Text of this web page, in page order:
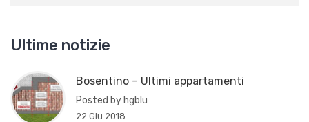
Ultime notizie
Bosentino – Ultimi appartamenti
Posted by hgblu
22 Giu 2018